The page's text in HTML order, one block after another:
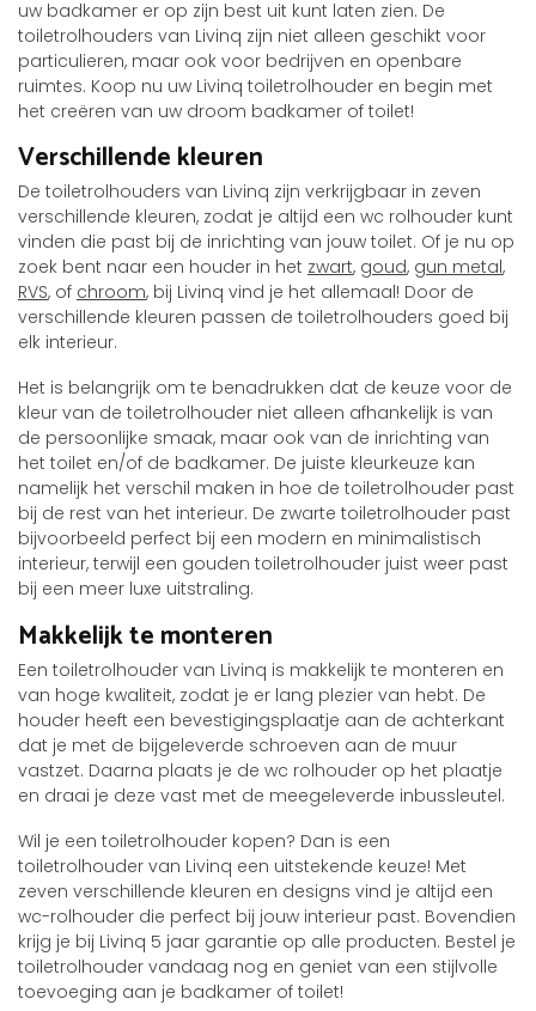
uw badkamer er op zijn best uit kunt laten zien. De
toiletrolhouders van Livinq zijn niet alleen geschikt voor
particulieren, maar ook voor bedrijven en openbare
ruimtes. Koop nu uw Livinq toiletrolhouder en begin met
het creëren van uw droom badkamer of toilet!
Verschillende kleuren
De toiletrolhouders van Livinq zijn verkrijgbaar in zeven
verschillende kleuren, zodat je altijd een wc rolhouder kunt
vinden die past bij de inrichting van jouw toilet. Of je nu op
zoek bent naar een houder in het zwart, goud, gun metal,
RVS, of chroom, bij Livinq vind je het allemaal! Door de
verschillende kleuren passen de toiletrolhouders goed bij
elk interieur.
Het is belangrijk om te benadrukken dat de keuze voor de
kleur van de toiletrolhouder niet alleen afhankelijk is van
de persoonlijke smaak, maar ook van de inrichting van
het toilet en/of de badkamer. De juiste kleurkeuze kan
namelijk het verschil maken in hoe de toiletrolhouder past
bij de rest van het interieur. De zwarte toiletrolhouder past
bijvoorbeeld perfect bij een modern en minimalistisch
interieur, terwijl een gouden toiletrolhouder juist weer past
bij een meer luxe uitstraling.
Makkelijk te monteren
Een toiletrolhouder van Livinq is makkelijk te monteren en
van hoge kwaliteit, zodat je er lang plezier van hebt. De
houder heeft een bevestigingsplaatje aan de achterkant
dat je met de bijgeleverde schroeven aan de muur
vastzet. Daarna plaats je de wc rolhouder op het plaatje
en draai je deze vast met de meegeleverde inbussleutel.
Wil je een toiletrolhouder kopen? Dan is een
toiletrolhouder van Livinq een uitstekende keuze! Met
zeven verschillende kleuren en designs vind je altijd een
wc-rolhouder die perfect bij jouw interieur past. Bovendien
krijg je bij Livinq 5 jaar garantie op alle producten. Bestel je
toiletrolhouder vandaag nog en geniet van een stijlvolle
toevoeging aan je badkamer of toilet!